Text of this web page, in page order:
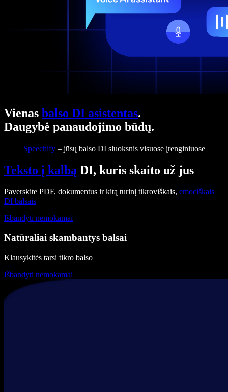
Vienas balso DI asistentas.
Daugybė panaudojimo būdų.
Speechify– jūsų balso DI sluoksnis visuose įrenginiuose
Teksto į kalbą DI, kuris skaito už jus
Paverskite PDF, dokumentus ir kitą turinį tikroviškais, emociškais
DI balsais
Išbandyti nemokamai
Natūraliai skambantys balsai
Klausykitės tarsi tikro balso
Išbandyti nemokamai